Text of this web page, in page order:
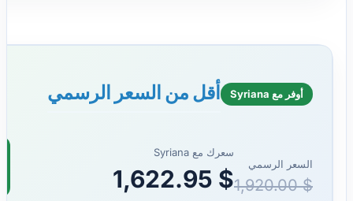
أوفر مع Syriana أقل من السعر الرسمي
السعر الرسمي
$
1,920.00
سعرك مع Syriana
$
1,622.95